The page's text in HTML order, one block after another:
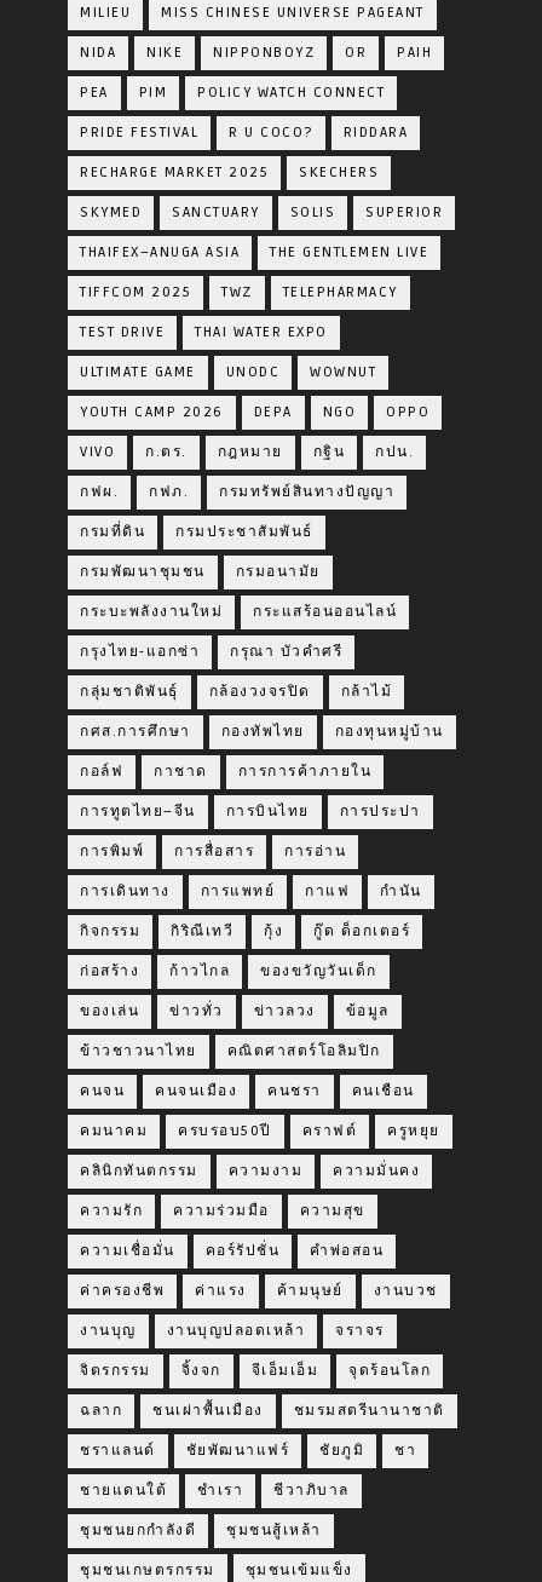
MILIEU MISS CHINESE UNIVERSE PAGEANT
NIDA NIKE NIPPONBOYZ OR PAIH
PEA PIM POLICY WATCH CONNECT
PRIDE FESTIVAL R U COCO? RIDDARA
RECHARGE MARKET 2025 SKECHERS
SKYMED SANCTUARY SOLIS SUPERIOR
THAIFEX–ANUGA ASIA THE GENTLEMEN LIVE
TIFFCOM 2025 TWZ TELEPHARMACY
TEST DRIVE THAI WATER EXPO
ULTIMATE GAME UNODC WOWNUT
YOUTH CAMP 2026 DEPA NGO OPPO
VIVO ก.ตร. กฎหมาย กฐิน กปน.
กฟผ. กฟภ. กรมทรัพย์สินทางปัญญา
กรมที่ดิน กรมประชาสัมพันธ์
กรมพัฒนาชุมชน กรมอนามัย
กระบะพลังงานใหม่ กระแสร้อนออนไลน์
กรุงไทย-แอกซ่า กรุณา บัวคำศรี
กลุ่มชาติพันธุ์ กล้องวงจรปิด กล้าไม้
กศส.การศึกษา กองทัพไทย กองทุนหมู่บ้าน
กอล์ฟ กาชาด การการค้าภายใน
การทูตไทย–จีน การบินไทย การประปา
การพิมพ์ การสื่อสาร การอ่าน
การเดินทาง การแพทย์ กาแฟ กำนัน
กิจกรรม กิริณีเทวี กุ้ง กู๊ด ด็อกเตอร์
ก่อสร้าง ก้าวไกล ของขวัญวันเด็ก
ของเล่น ข่าวทั่ว ข่าวลวง ข้อมูล
ข้าวชาวนาไทย คณิตศาสตร์โอลิมปิก
คนจน คนจนเมือง คนชรา คนเชือน
คมนาคม ครบรอบ50ปี คราฟต์ ครูหยุย
คลินิกทันตกรรม ความงาม ความมั่นคง
ความรัก ความร่วมมือ ความสุข
ความเชื่อมั่น คอร์รัปชั่น คำพ่อสอน
ค่าครองชีพ ค่าแรง ค้ามนุษย์ งานบวช
งานบุญ งานบุญปลอดเหล้า จราจร
จิตรกรรม จิ้งจก จีเอ็มเอ็ม จุดร้อนโลก
ฉลาก ชนเผ่าพื้นเมือง ชมรมสตรีนานาชาติ
ชราแลนด์ ชัยพัฒนาแฟร์ ชัยภูมิ ชา
ชายแดนใต้ ชำเรา ชีวาภิบาล
ชุมชนยกกำลังดี ชุมชนสู้เหล้า
ชุมชนเกษตรกรรม ชุมชนเข้มแข็ง